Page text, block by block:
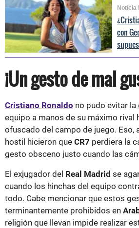
Noticia
con
¡Un gesto de mal
Cristiano Ronaldo no pudo evitar
equipo a manos de su máximo rival
ofuscado del campo de juego. Eso,
hostil hicieron que CR7 perdiera la
gesto obsceno justo cuando las
El exjugador del Real Madrid se
cuando los hinchas del equipo
todo. Cabe mencionar que estos
terminantemente prohibidos en
religión que llevan impide realizar